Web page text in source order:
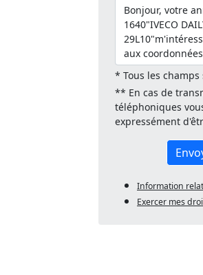
* Tous les
** En cas de
téléphoniques
expressément
Information
Exercer mes